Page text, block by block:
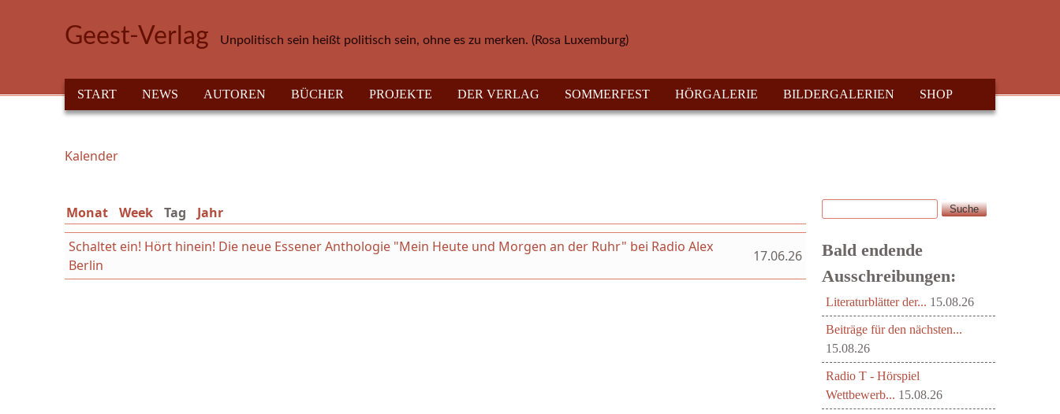
Geest-Verlag Unpolitisch sein heißt politisch sein, ohne es zu merken. (Rosa Luxemburg)
HAUPTMENÜ
START NEWS AUTOREN BÜCHER PROJEKTE DER VERLAG SOMMERFEST HÖRGALERIE BILDERGALERIEN SHOP
Sie sind hier
Kalender
Monat Week Tag (aktiver Reiter)
Jahr
Schaltet ein! Hört hinein! Die neue Essener Anthologie "Mein Heute und Morgen an der Ruhr" bei Radio Alex
Berlin
17.06.26
Suchformular
Suche
Bald endende
Ausschreibungen:
Literaturblätter der... 15.08.26
Beiträge für den nächsten...
15.08.26
Radio T - Hörspiel
Wettbewerb... 15.08.26